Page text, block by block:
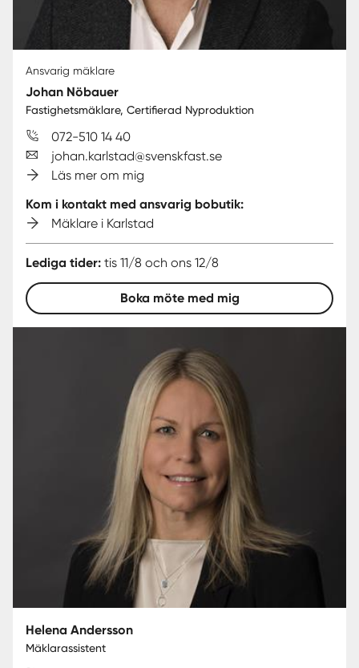
Ansvarig mäklare
Johan Nöbauer
Fastighetsmäklare, Certifierad Nyproduktion
072-510 14 40
johan.karlstad@svenskfast.se
Läs mer om mig
Kom i kontakt med ansvarig bobutik:
Mäklare i Karlstad
Lediga tider: tis 11/8 och ons 12/8
Boka möte med mig
Helena Andersson
Mäklarassistent